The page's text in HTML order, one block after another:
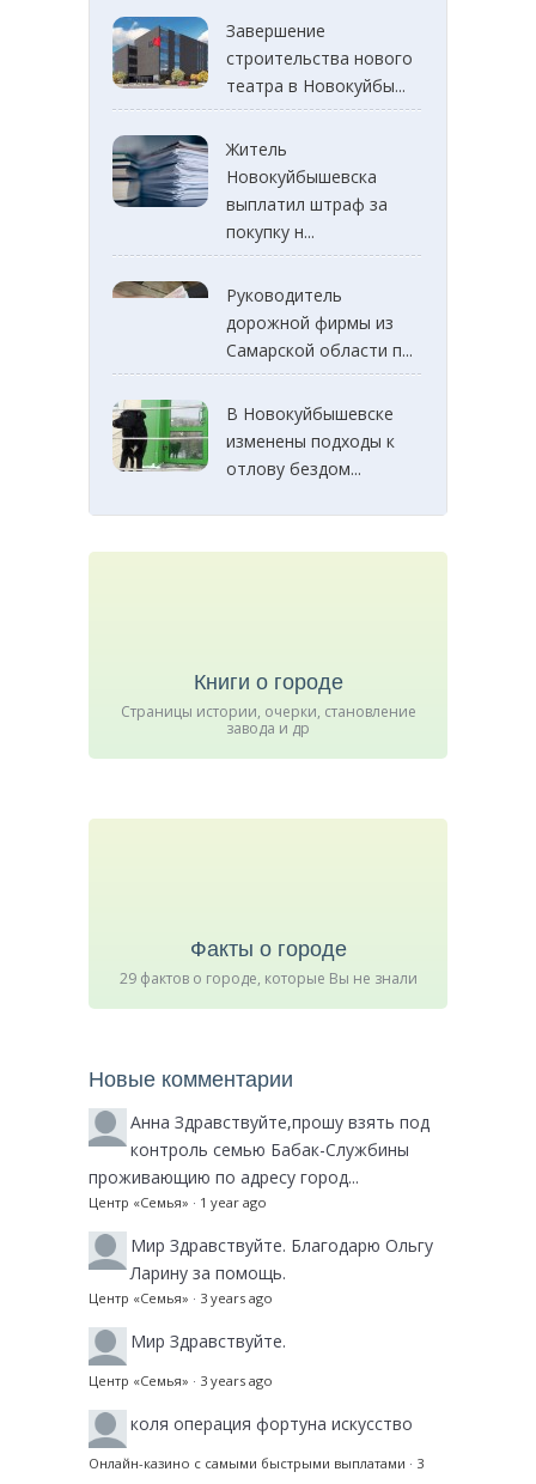
Завершение
строительства нового
театра в Новокуйбы...
Житель
Новокуйбышевска
выплатил штраф за
покупку н...
Руководитель
дорожной фирмы из
Самарской области п...
В Новокуйбышевске
изменены подходы к
отлову бездом...
Книги о городе
Страницы истории, очерки, становление
завода и др
Факты о городе
29 фактов о городе, которые Вы не знали
Новые комментарии
Анна Здравствуйте,прошу взять под
контроль семью Бабак-Службины
проживающию по адресу город...
Центр «Семья» · 1 year ago
Мир Здравствуйте. Благодарю Ольгу
Ларину за помощь.
Центр «Семья» · 3 years ago
Мир Здравствуйте.
Центр «Семья» · 3 years ago
коля операция фортуна искусство
Онлайн-казино с самыми быстрыми выплатами · 3